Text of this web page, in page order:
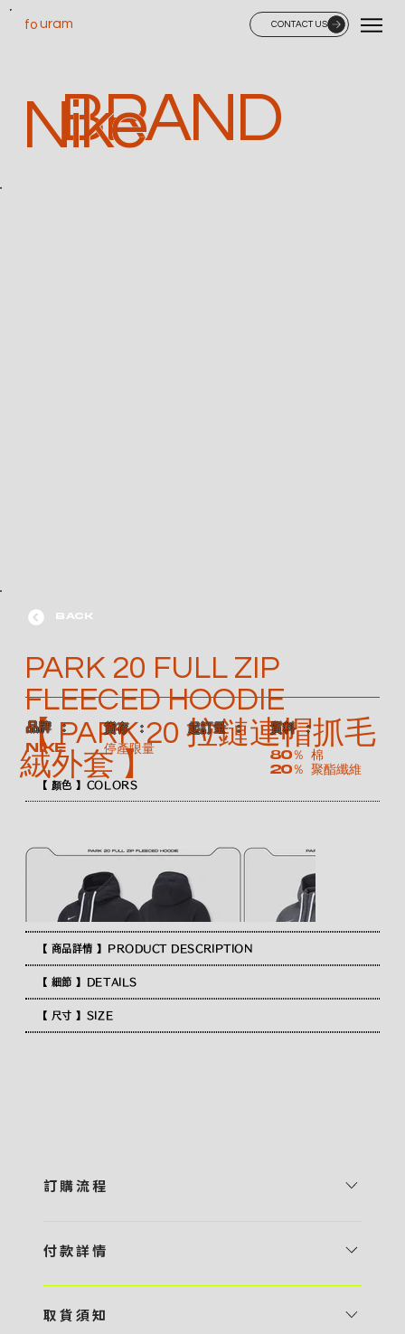
CONTACT US
uram
fo
BRAND
Nike
【 顏色 】COLORS
【 商品詳情 】PRODUCT DESCRIPTION
【 細節 】DETAILS
【 尺寸 】SIZE
BACK
PARK 20 FULL ZIP
FLEECED HOODIE
【 PARK 20 拉鏈連帽抓毛
絨外套 】
​品牌 ：
NIKE
​貨存 ：
停產限量
​起訂量 ：
​質料 ：
80％ 棉
20％ 聚酯纖維
訂 購 流 程
預 約 〉，參看官網上的商品目錄和作品照片去選擇心儀的款式，同時可
報價 貴客可透過電郵方式或 WhatsApp 平台提交定製資料，4AM 團
付 款 詳 情
・ Payme ・ 現金機入數 ・ 銀行櫃檯入數 ・ ATM自動櫃員機轉帳 ・
取 貨 須 知